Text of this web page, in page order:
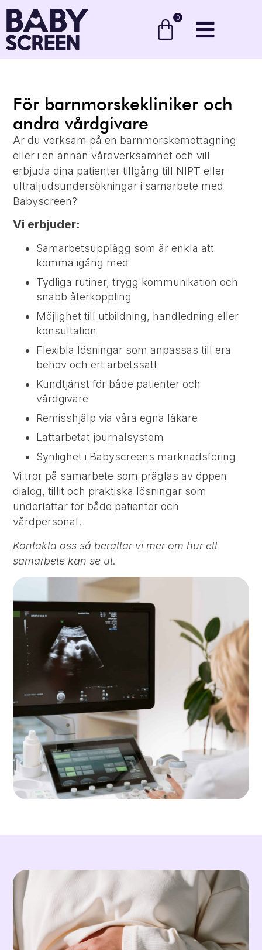
0
För barnmorskekliniker och
andra vårdgivare
Är du verksam på en barnmorskemottagning
eller i en annan vårdverksamhet och vill
erbjuda dina patienter tillgång till NIPT eller
ultraljudsundersökningar i samarbete med
Babyscreen?
Vi erbjuder:
Samarbetsupplägg som är enkla att
komma igång med
Tydliga rutiner, trygg kommunikation och
snabb återkoppling
Möjlighet till utbildning, handledning eller
konsultation
Flexibla lösningar som anpassas till era
behov och ert arbetssätt
Kundtjänst för både patienter och
vårdgivare
Remisshjälp via våra egna läkare
Lättarbetat journalsystem
Synlighet i Babyscreens marknadsföring
Vi tror på samarbete som präglas av öppen
dialog, tillit och praktiska lösningar som
underlättar för både patienter och
vårdpersonal.
Kontakta oss så berättar vi mer om hur ett
samarbete kan se ut.